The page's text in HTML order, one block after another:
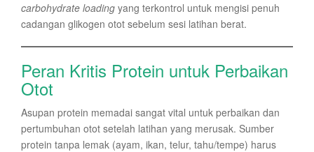
carbohydrate loading yang terkontrol untuk mengisi penuh
cadangan glikogen otot sebelum sesi latihan berat.
Peran Kritis Protein untuk Perbaikan
Otot
Asupan protein memadai sangat vital untuk perbaikan dan
pertumbuhan otot setelah latihan yang merusak. Sumber
protein tanpa lemak (ayam, ikan, telur, tahu/tempe) harus